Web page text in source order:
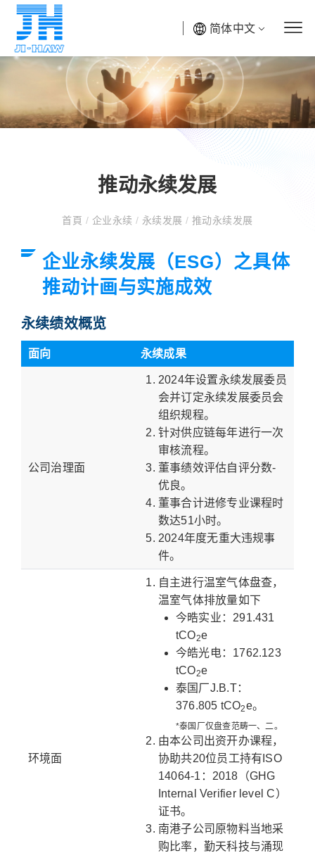
简体中文
推动永续发展
首頁 / 企业永续 / 永续发展/ 推动永续发展
企业永续发展（ESG）之具体
推动计画与实施成效
永续绩效概览
面向 永续成果
公司治理面
2024年设置永续发展委员
会并订定永续发展委员会
组织规程。
针对供应链每年进行一次
审核流程。
董事绩效评估自评分数-
优良。
董事合计进修专业课程时
数达51小时。
2024年度无重大违规事
件。
环境面
自主进行温室气体盘查，
温室气体排放量如下
今晧实业：291.431
tCO2e
今皓光电：1762.123
tCO2e
泰国厂J.B.T：
376.805 tCO2e。
*泰国厂仅盘查范畴一、二。
由本公司出资开办课程，
协助共20位员工持有ISO
14064-1：2018（GHG
Internal Verifier level C）
证书。
南港子公司原物料当地采
购比率，勤天科技与涌现